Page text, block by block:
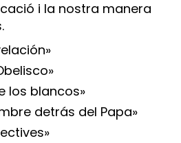
i la nostra manera
los blancos»
detrás del Papa»